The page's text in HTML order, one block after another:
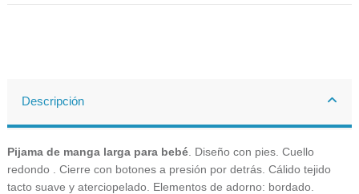
Descripción
Pijama de manga larga para bebé . Diseño con pies. Cuello
redondo . Cierre con botones a presión por detrás. Cálido tejido
tacto suave y aterciopelado. Elementos de adorno: bordado.